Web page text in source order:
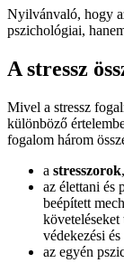
Nyilvánvaló, hogy
pszichológiai,
A stressz
Mivel a stressz
különböző
fogalom három
a stresszorok
az élettani és
beépített
követeléseket
védekezési
az egyén